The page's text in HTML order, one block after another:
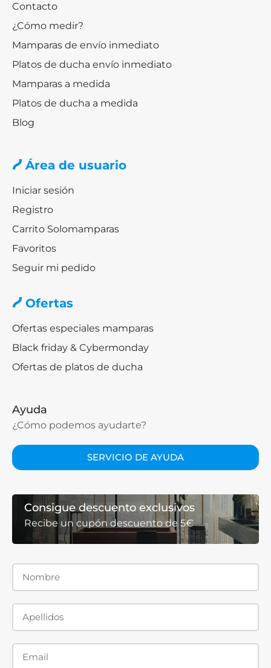
Contacto
¿Cómo medir?
Mamparas de envío inmediato
Platos de ducha envío inmediato
Mamparas a medida
Platos de ducha a medida
Blog
Área de usuario
Iniciar sesión
Registro
Carrito Solomamparas
Favoritos
Seguir mi pedido
Ofertas
Ofertas especiales mamparas
Black friday & Cybermonday
Ofertas de platos de ducha
Ayuda
¿Cómo podemos ayudarte?
SERVICIO DE AYUDA
Consigue descuento exclusivos
Recibe un cupón descuento de 5€